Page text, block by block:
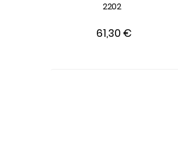
2202
61,30 €